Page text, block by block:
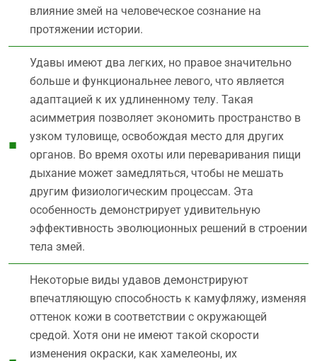
влияние змей на человеческое сознание на
протяжении истории.
Удавы имеют два легких, но правое значительно
больше и функциональнее левого, что является
адаптацией к их удлиненному телу. Такая
асимметрия позволяет экономить пространство в
узком туловище, освобождая место для других
органов. Во время охоты или переваривания пищи
дыхание может замедляться, чтобы не мешать
другим физиологическим процессам. Эта
особенность демонстрирует удивительную
эффективность эволюционных решений в строении
тела змей.
Некоторые виды удавов демонстрируют
впечатляющую способность к камуфляжу, изменяя
оттенок кожи в соответствии с окружающей
средой. Хотя они не имеют такой скорости
изменения окраски, как хамелеоны, их